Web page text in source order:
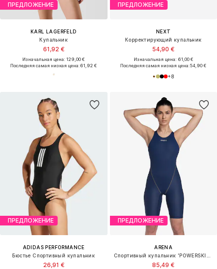
ПРЕДЛОЖЕНИЕ
KARL LAGERFELD
Купальник
61,92 €
Изначальная цена: 129,00 €
Последняя самая низкая цена:61,92 €
ПРЕДЛОЖЕНИЕ
NEXT
Корректирующий купальник
54,90 €
Изначальная цена: 61,00 €
Последняя самая низкая цена:54,90 €
+8
ПРЕДЛОЖЕНИЕ
ADIDAS PERFORMANCE
Бюстье Спортивный купальник
26,91 €
ПРЕДЛОЖЕНИЕ
ARENA
85,49 €